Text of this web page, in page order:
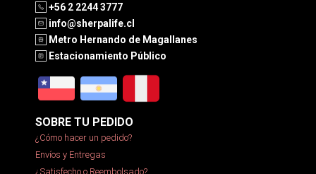
+56 2 2244 3777
info@sherpalife.cl
Metro Hernando de Magallanes
Estacionamiento Público
SOBRE TU PEDIDO
¿Cómo hacer un pedido?
Envíos y Entregas
¿Satisfecho o Reembolsado?